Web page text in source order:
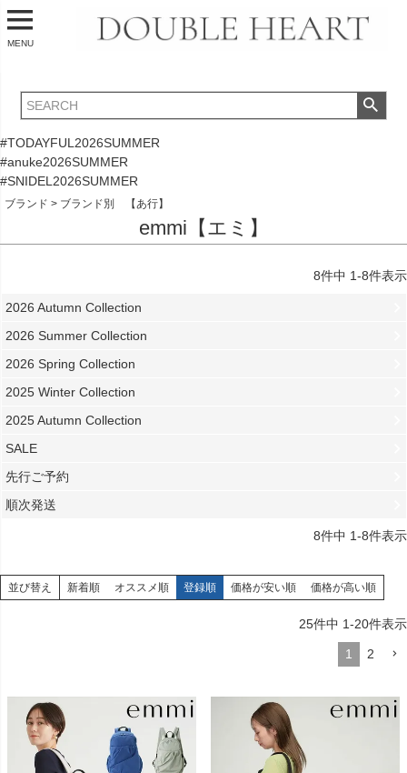
MENU
#TODAYFUL2026SUMMER
#anuke2026SUMMER
#SNIDEL2026SUMMER
ブランド ブランド別 【あ行】
emmi【エミ】
8件中 1-8件表示
2026 Autumn Collection
2026 Summer Collection
2026 Spring Collection
2025 Winter Collection
2025 Autumn Collection
SALE
先行ご予約
順次発送
8件中 1-8件表示
並び替え 新着順 オススメ順 登録順 価格が安い順 価格が高い順
25件中 1-20件表示
1 2